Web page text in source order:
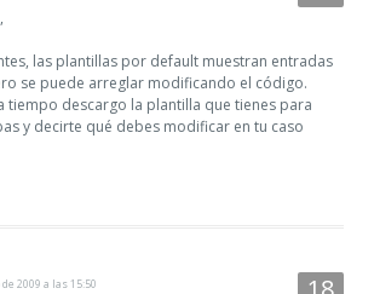
las plantillas por default muestran entradas
se puede arreglar modificando el código.
tiempo descargo la plantilla que tienes para
y decirte qué debes modificar en tu caso
2009 a las 15:50